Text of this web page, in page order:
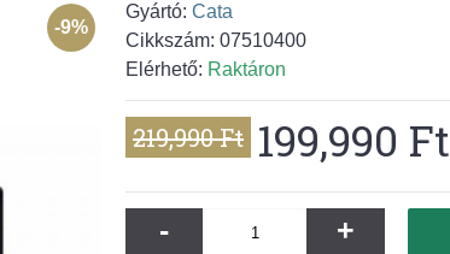
-9%
Gyártó: Cata
Cikkszám: 07510400
Elérhető: Raktáron
219,990 Ft 199,990 Ft
- +